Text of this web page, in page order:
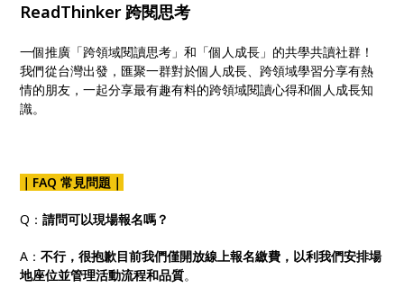
ReadThinker 跨閱思考
一個推廣「跨領域閱讀思考」和「個人成長」的共學共讀社群！
我們從台灣出發，匯聚一群對於個人成長、跨領域學習分享有熱
情的朋友，一起分享最有趣有料的跨領域閱讀心得和個人成長知
識。
｜FAQ 常見問題｜
Q：請問可以現場報名嗎？
A：不行，很抱歉目前我們僅開放線上報名繳費，以利我們安排場
地座位並管理活動流程和品質。